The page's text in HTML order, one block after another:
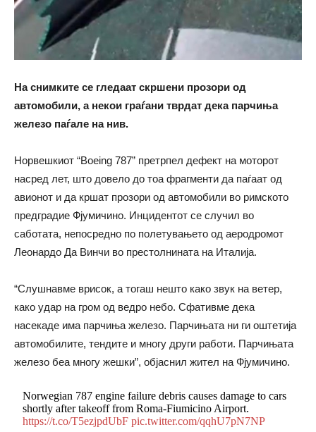
На снимките се гледаат скршени прозори од
автомобили, а некои граѓани тврдат дека парчиња
железо паѓале на нив.
Норвешкиот “Boeing 787” претрпел дефект на моторот
насред лет, што довело до тоа фрагменти да паѓаат од
авионот и да кршат прозори од автомобили во римското
предградие Фјумичино. Инцидентот се случил во
саботата, непосредно по полетувањето од аеродромот
Леонардо Да Винчи во престолнината на Италија.
“Слушнавме врисок, а тогаш нешто како звук на ветер,
како удар на гром од ведро небо. Сфативме дека
насекаде има парчиња железо. Парчињата ни ги оштетија
автомобилите, тендите и многу други работи. Парчињата
железо беа многу жешки”, објаснил жител на Фјумичино.
Norwegian 787 engine failure debris causes damage to cars
shortly after takeoff from Roma-Fiumicino Airport.
https://t.co/T5ezjpdUbF pic.twitter.com/qqhU7pN7NP